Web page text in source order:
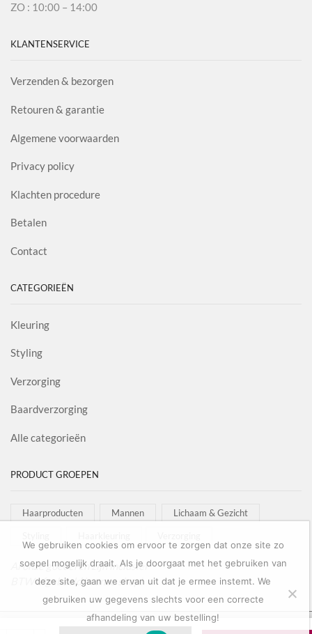
ZO : 10:00 – 14:00
KLANTENSERVICE
Verzenden & bezorgen
Retouren & garantie
Algemene voorwaarden
Privacy policy
Klachten procedure
Betalen
Contact
CATEGORIEËN
Kleuring
Styling
Verzorging
Baardverzorging
Alle categorieën
PRODUCT GROEPEN
Haarproducten Mannen Lichaam & Gezicht
Al onze goederen zijn inclusief
BTW afgebeeld in onze shop!
Copyright © 2022Salon Goederen
We gebruiken cookies om ervoor te zorgen dat onze site zo
soepel mogelijk draait. Als je doorgaat met het gebruiken van
deze site, gaan we ervan uit dat je ermee instemt. We
gebruiken uw gegevens slechts voor een correcte
afhandeling van uw bestelling!